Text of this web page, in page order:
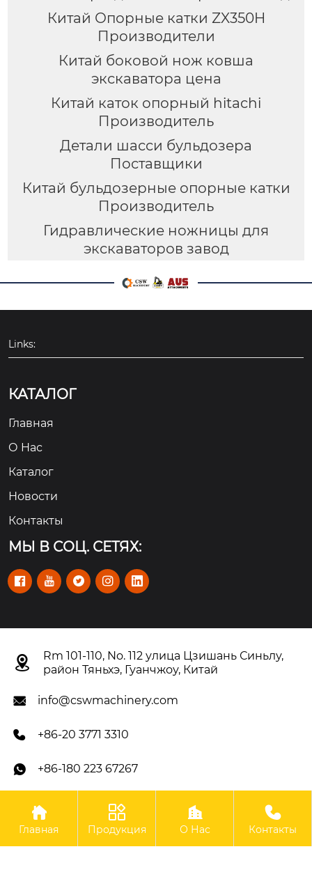
Китай Опорные катки ZX350H
Производители
Китай боковой нож ковша
экскаватора цена
Китай каток опорный hitachi
Производитель
Детали шасси бульдозера
Поставщики
Китай бульдозерные опорные катки
Производитель
Гидравлические ножницы для
экскаваторов завод
Links:
КАТАЛОГ
Главная
О Hас
Каталог
Новости
Контакты
МЫ В СОЦ. СЕТЯХ:
    

Rm 101-110, No. 112 улица Цзишань Синьлу,
район Тяньхэ, Гуанчжоу, Китай
 info@cswmachinery.com
 +86-20 3771 3310
 +86-180 223 67267
Авторское право©OOO Гуанчжоу CSW Machinery Co.,
Limited

Главная

Продукция

О Нас

Контакты